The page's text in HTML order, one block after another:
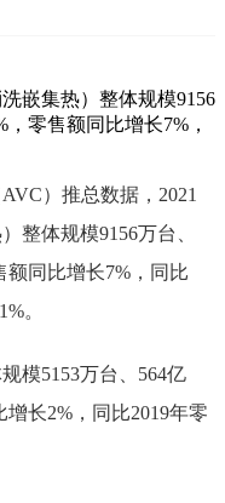
嵌集热）整体规模9156
零售额同比增长7%，
）推总数据，2021
整体规模9156万台、
额同比增长7%，同比
。
模5153万台、564亿
长2%，同比2019年零